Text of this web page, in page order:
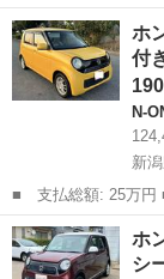
名： ホンダ ■ 車
ード・Ｌホワイト
ｌｕｅｔｏｏ...
石川 金沢市
ホ
付
N-
新
■ 支払総額: 25万円 ■ 車両本体価格： 190,000 円 ■ メーカー
名： ホンダ ■ 車
ビ、テレビ、ＥＴ
ミッ...
新潟 北蒲原郡
ホ
シ